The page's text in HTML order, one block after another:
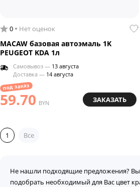
0 Нет оценок
MACAW базовая автоэмаль 1K
PEUGEOT KDA 1л
Самовывоз — 13 августа
Доставка — 14 августа
под заказ
59.70 BYN ЗАКАЗАТЬ
1 Все
Не нашли подходящие предложения?
подобрать необходимый для Вас цвет